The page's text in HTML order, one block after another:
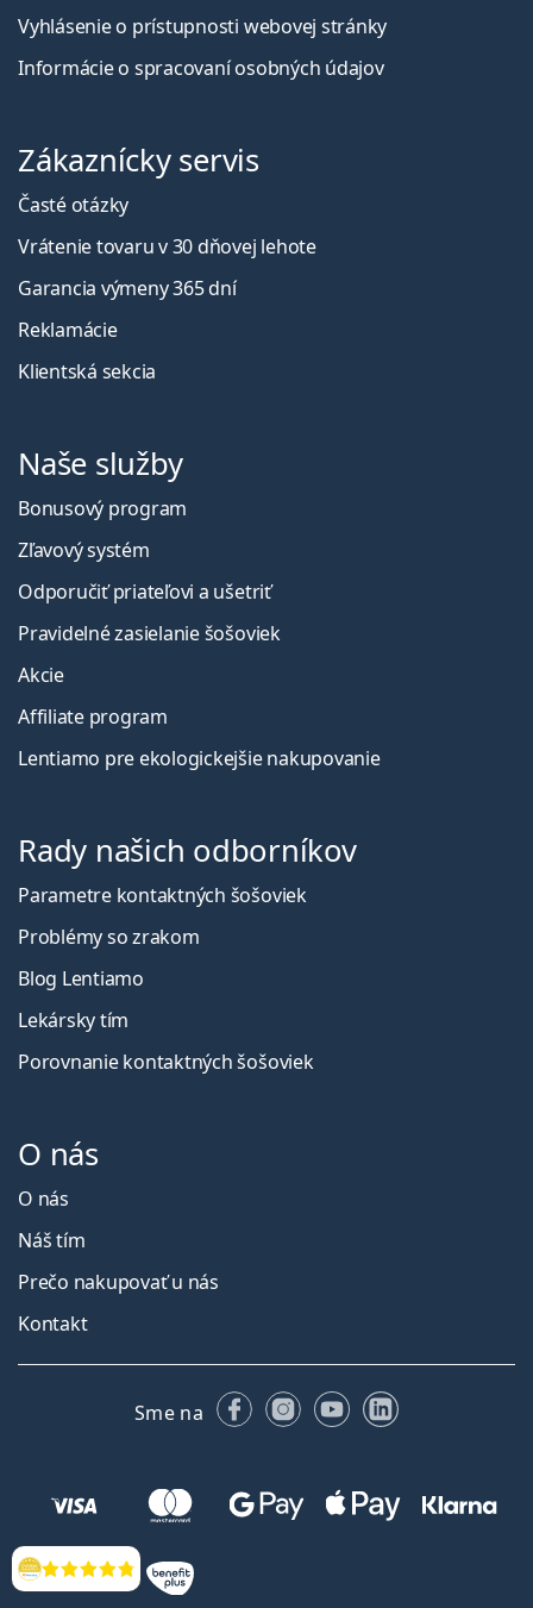
Hodnotenia
Vyhlásenie o prístupnosti webovej stránky
Informácie o spracovaní osobných údajov
Zákaznícky servis
Časté otázky
Vrátenie tovaru v 30 dňovej lehote
Garancia výmeny 365 dní
Reklamácie
Klientská sekcia
Naše služby
Bonusový program
Zľavový systém
Odporučiť priateľovi a ušetriť
Pravidelné zasielanie šošoviek
Akcie
Affiliate program
Lentiamo pre ekologickejšie nakupovanie
Rady našich odborníkov
Parametre kontaktných šošoviek
Problémy so zrakom
Blog Lentiamo
Lekársky tím
Porovnanie kontaktných šošoviek
O nás
O nás
Náš tím
Prečo nakupovať u nás
Kontakt
Sme na FacebookuInstagrame
YouTubeLinkedIn